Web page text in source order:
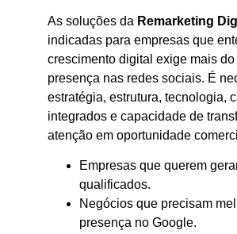
As soluções da Remarketing
indicadas para empresas que
crescimento digital exige mais
presença nas redes sociais. É
estratégia, estrutura, tecnologia,
integrados e capacidade de
atenção em oportunidade
Empresas que querem
qualificados.
Negócios que precisam
presença no Google.